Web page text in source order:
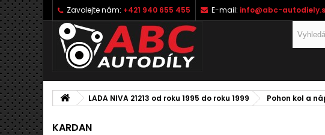
Zavolejte nám: +421 940 655 455 E-mail: info@abc-
LADA NIVA 21213 od roku 1995 do roku 1999 Pohon kol a
KARDAN